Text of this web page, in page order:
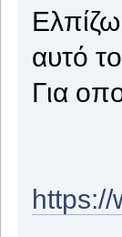
αυτό
Για